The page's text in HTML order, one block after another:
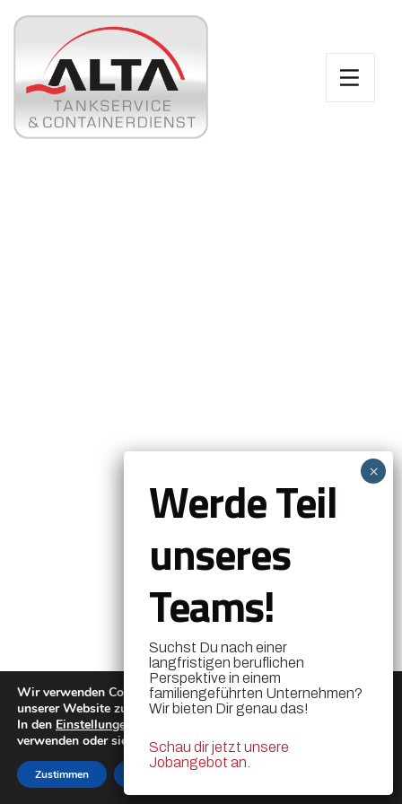
Werde Teil
unseres
Teams!
Suchst Du nach einer
langfristigen beruflichen
Perspektive in einem
familiengeführten Unternehmen?
Wir bieten Dir genau das!
Schau dir jetzt unsere
Jobangebot an.
Wir verwenden Cookies, um dir die bestmögliche Erfahrung auf
unserer Website zu bieten.
In den Einstellungen
verwenden oder sie ausschalten.
Zustimmen